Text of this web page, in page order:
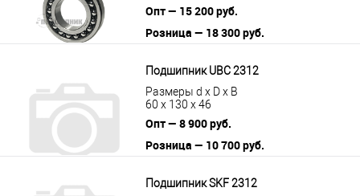
Опт — 15 200 руб.
Розница — 18 300 руб.
Подшипник UBC 2312
Размеры d x D x B
60 x 130 x 46
Опт — 8 900 руб.
Розница — 10 700 руб.
Подшипник SKF 2312